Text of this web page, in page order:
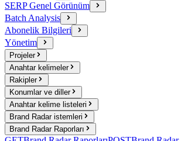
SERP Genel Görünüm
Batch Analysis
Abonelik Bilgileri
Yönetim
Projeler
Anahtar kelimeler
Rakipler
Konumlar ve diller
Anahtar kelime listeleri
Brand Radar istemleri
Brand Radar Raporları